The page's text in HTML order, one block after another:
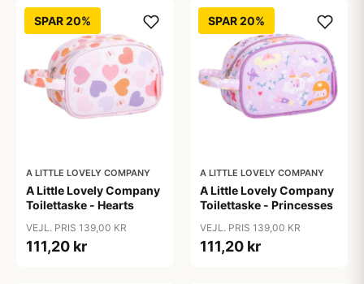
SPAR 20%
A LITTLE LOVELY COMPANY
A Little Lovely Company
Toilettaske - Hearts
VEJL. PRIS 139,00 KR
111,20 kr
SPAR 20%
A LITTLE LOVELY COMPANY
A Little Lovely Company
Toilettaske - Princesses
VEJL. PRIS 139,00 KR
111,20 kr